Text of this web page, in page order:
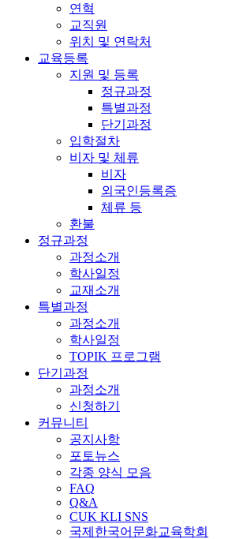
연혁
교직원
위치 및 연락처
교육등록
지원 및 등록
정규과정
특별과정
단기과정
입학절차
비자 및 체류
비자
외국인등록증
체류 등
환불
정규과정
과정소개
학사일정
교재소개
특별과정
과정소개
학사일정
TOPIK 프로그램
단기과정
과정소개
신청하기
커뮤니티
공지사항
포토뉴스
각종 양식 모음
FAQ
Q&A
CUK KLI SNS
국제한국어문화교육학회